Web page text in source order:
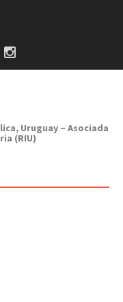
Uruguay – Asociada
(RIU)